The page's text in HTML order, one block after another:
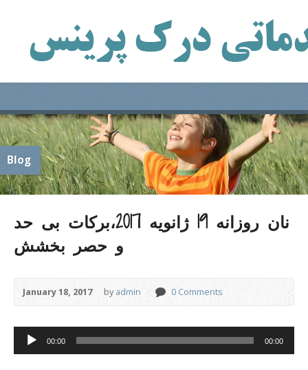
Blog
نان روزانه 19 ژانویه 2017،برکات بی حد
و حصر بخشش
January 18, 2017 byadmin 0 Comments
Audio
Player
00:00 00:00